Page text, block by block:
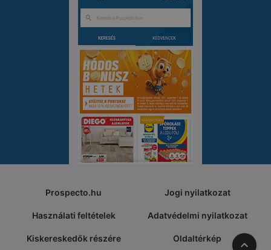
Prospecto.hu Jogi nyilatkozat
Használati feltételek Adatvédelmi nyilatkozat
Kiskereskedők részére Oldaltérkép A